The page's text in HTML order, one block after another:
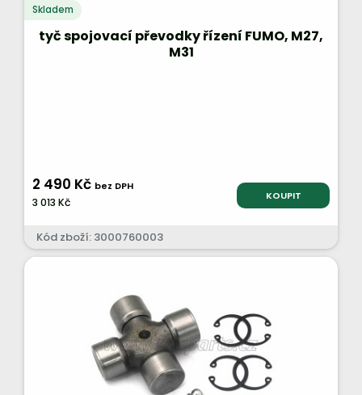
Skladem
tyč spojovací převodky řízení FUMO, M27,
M31
2 490 Kč bez DPH
3 013 Kč KOUPIT
Kód zboží: 3000760003